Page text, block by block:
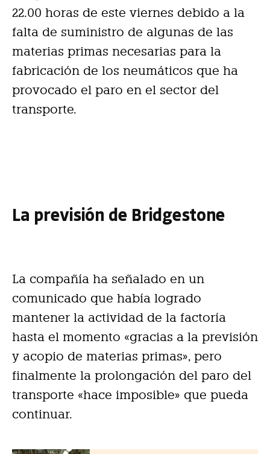
22.00 horas de este viernes debido a la
falta de suministro de algunas de las
materias primas necesarias para la
fabricación de los neumáticos que ha
provocado el paro en el sector del
transporte.
La previsión de Bridgestone
La compañía ha señalado en un
comunicado que había logrado
mantener la actividad de la factoría
hasta el momento «gracias a la previsión
y acopio de materias primas», pero
finalmente la prolongación del paro del
transporte «hace imposible» que pueda
continuar.